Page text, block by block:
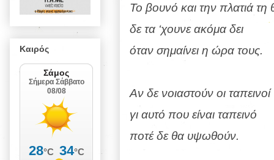
Το βουνό και την πλατιά τη
δε τα ‘χουνε ακόμα δει
όταν σημαίνει η ώρα τους.
Αν δε νοιαστούν οι ταπεινοί
γι αυτό που είναι ταπεινό
ποτέ δε θα υψωθούν.
Καιρός